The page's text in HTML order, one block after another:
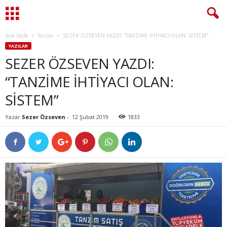
Ana Sayfa Yazılar SEZER ÖZSEVEN YAZDI: “TANZİME İHTİYACI OLAN: SİSTEM”
YAZILAR
SEZER ÖZSEVEN YAZDI:
“TANZİME İHTİYACI OLAN:
SİSTEM”
Yazar Sezer Özseven - 12 Şubat 2019 1833